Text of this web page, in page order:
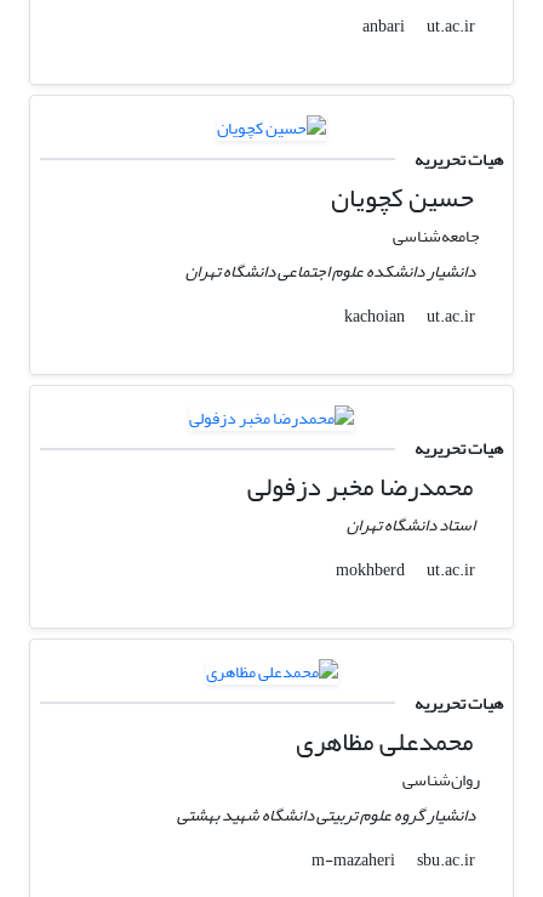
anbari
ut.ac.ir
هیات تحریریه
حسین کچویان
جامعه‌شناسی
دانشیار دانشکده علوم اجتماعی دانشگاه تهران
kachoian
ut.ac.ir
هیات تحریریه
محمدرضا مخبر دزفولی
استاد دانشگاه تهران
mokhberd
ut.ac.ir
هیات تحریریه
محمدعلی مظاهری
روان‌شناسی
دانشیار گروه علوم تربیتی دانشگاه شهید بهشتی
m-mazaheri
sbu.ac.ir